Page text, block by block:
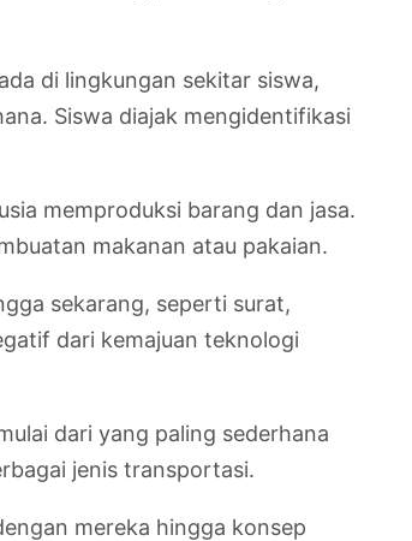
di lingkungan sekitar siswa,
Siswa diajak mengidentifikasi
memproduksi barang dan jasa.
makanan atau pakaian.
sekarang, seperti surat,
dari kemajuan teknologi
dari yang paling sederhana
jenis transportasi.
mereka hingga konsep